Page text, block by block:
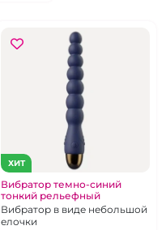
ХИТ
Вибратор темно-синий
тонкий рельефный
Вибратор в виде небольшой
елочки